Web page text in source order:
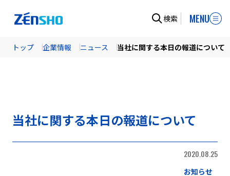
検索 MENU
トップ 企業情報 ニュース 当社に関する本日の報道について
当社に関する本日の報道について
2020.08.25
お知らせ